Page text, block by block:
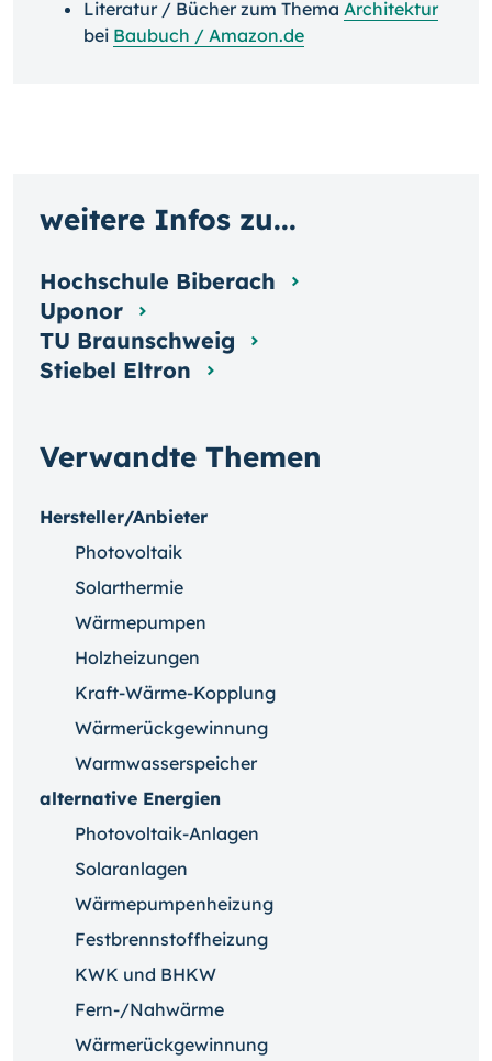
Literatur / Bücher zum Thema Architektur
bei Baubuch / Amazon.de
Verwandte Themen
Hersteller/Anbieter
Photovoltaik
Solarthermie
Wärmepumpen
Holzheizungen
Kraft-Wärme-Kopplung
Wärmerückgewinnung
Warmwasserspeicher
alternative Energien
Photovoltaik-Anlagen
Solaranlagen
Wärmepumpenheizung
Festbrennstoffheizung
KWK und BHKW
Fern-/Nahwärme
Wärmerückgewinnung
weitere Infos zu...
Hochschule Biberach
Uponor
TU Braunschweig
Stiebel Eltron